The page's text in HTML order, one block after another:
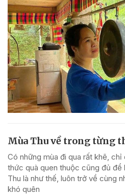
Mùa Thu về trong từng
Có những mùa đi qua rất khẽ,
thức quà quen thuộc cũng đủ để
Thu là như thế, luôn trở về cùng
khó quên